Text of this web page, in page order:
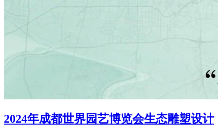
2024年成都世界园艺博览会生态雕塑设计